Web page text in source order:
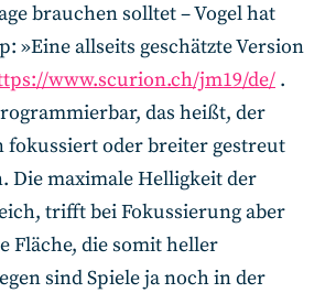
brauchen solltet – Vogel hat
»Eine allseits geschätzte Version
www.scurion.ch/jm19/de/ .
das heißt, der
fokussiert oder breiter gestreut
Die maximale Helligkeit der
trifft bei Fokussierung aber
Fläche, die somit heller
sind Spiele ja noch in der